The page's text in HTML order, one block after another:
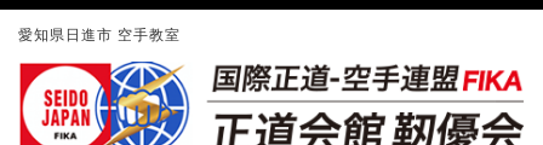
愛知県日進市 空手教室